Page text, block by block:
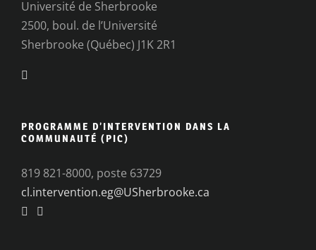
Université de Sherbrooke
2500, boul. de l’Université
Sherbrooke (Québec) J1K 2R1
PROGRAMME D’INTERVENTION DANS LA
COMMUNAUTÉ (PIC)
819 821-8000, poste 63729
cl.intervention.eg@USherbrooke.ca